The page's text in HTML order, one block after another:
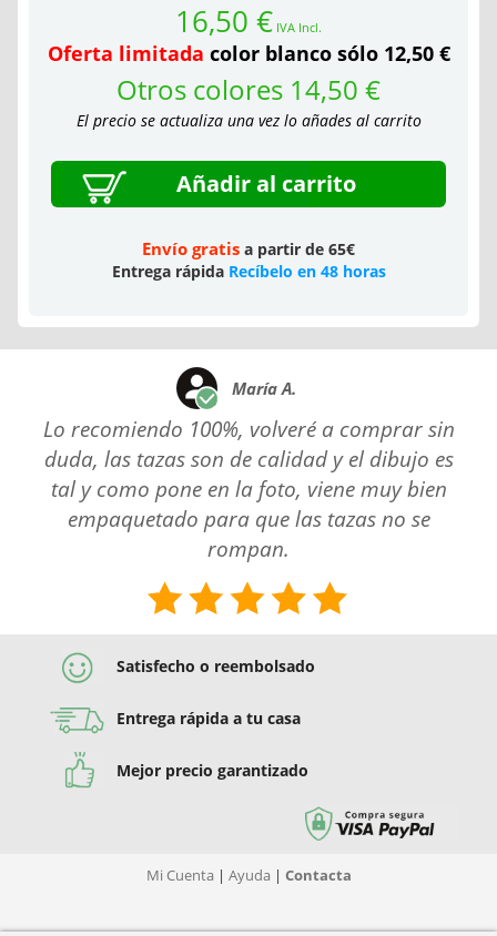
16,50 € IVA Incl.
Oferta limitada color blanco sólo 12,50 €
Otros colores 14,50 €
El precio se actualiza una vez lo añades al carrito
Añadir al carrito
Envío gratis a partir de 65€
Entrega rápida Recíbelo en 48 horas
María A.
Lo recomiendo 100%, volveré a comprar sin
duda, las tazas son de calidad y el dibujo es
tal y como pone en la foto, viene muy bien
empaquetado para que las tazas no se
rompan.
Satisfecho o reembolsado
Entrega rápida a tu casa
Mejor precio garantizado
Mi Cuenta | Ayuda | Contacta